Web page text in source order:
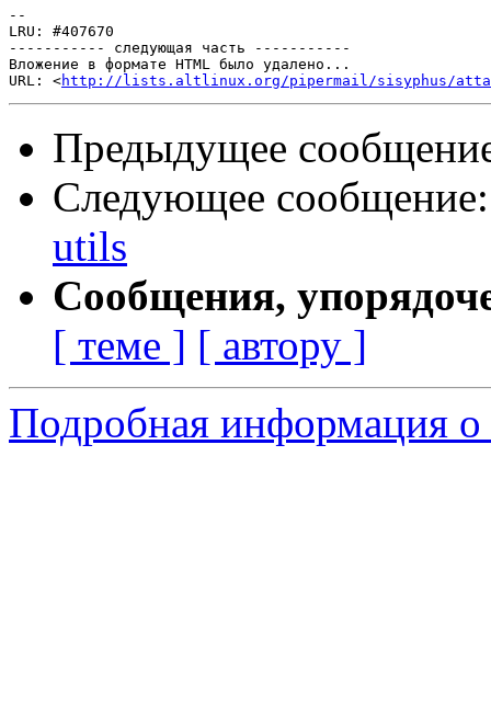
--
LRU: #407670
----------- следующая часть -----------
Вложение в формате HTML было удалено...
URL: <http://lists.altlinux.org/pipermail/sisyphus/
Предыдущее
Следующее
utils
Сообщения,
[ теме ] [ автору ]
Подробная информация о